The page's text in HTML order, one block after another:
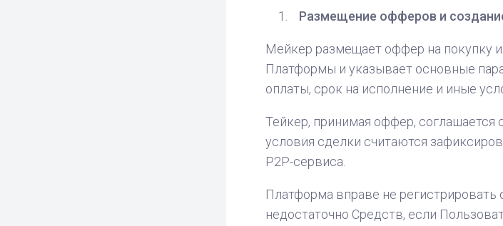
Размещение офферов и
Мейкер размещает оффер на покупку
Платформы и указывает основные
оплаты, срок на исполнение и иные
Тейкер, принимая оффер,
условия сделки считаются
P2P-сервиса.
Платформа вправе не
недостаточно Средств, если